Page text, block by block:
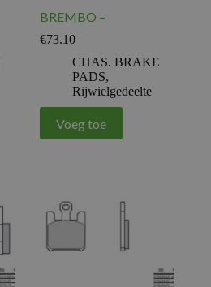
BREMBO –
€73.10
CHAS. BRAKE
PADS,
Rijwielgedeelte
Voeg toe